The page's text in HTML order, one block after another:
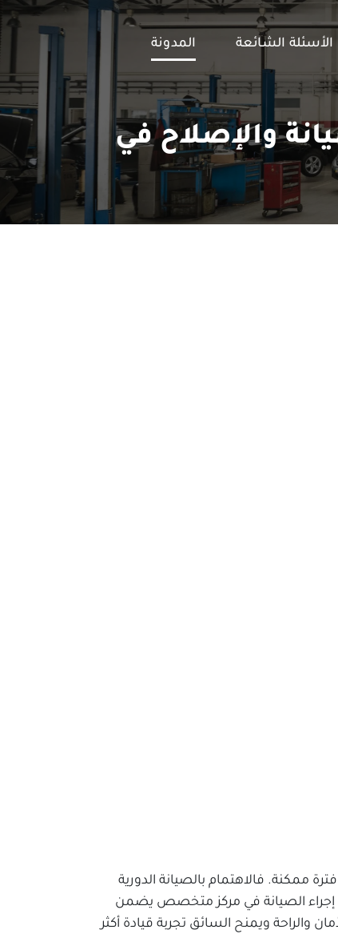
الأسئلة الشائعة المدونة
والإصلاح في
ممكنة. فالاهتمام بالصيانة الدورية
إجراء الصيانة في مركز متخصص يضمن
ويمنح السائق تجربة قيادة أكثر